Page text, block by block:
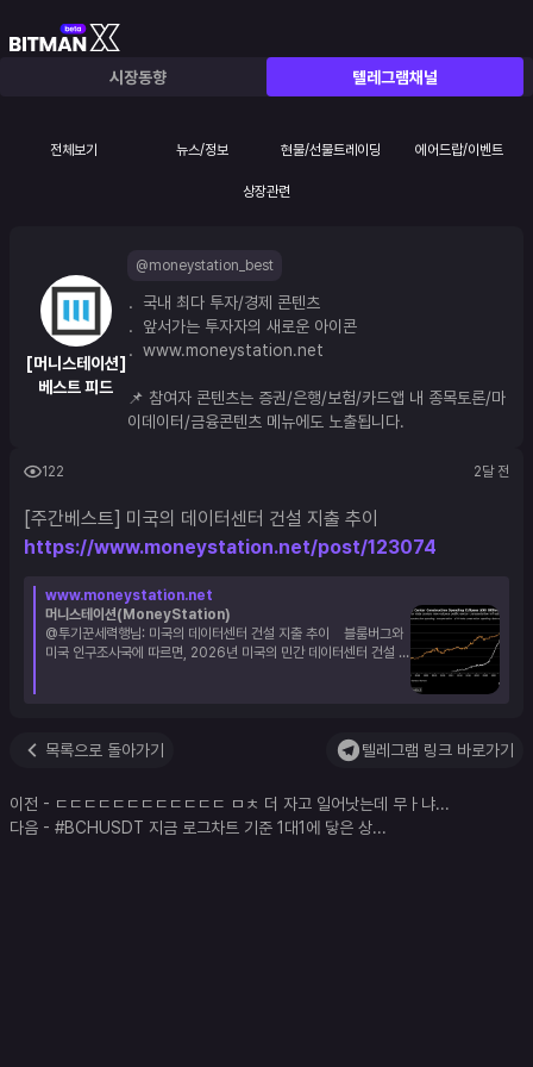
시장동향 텔레그램채널
전체보기 뉴스/정보 현물/선물트레이딩 에어드랍/이벤트
상장관련
122 2달 전
https://www.moneystation.net/post/123074
www.moneystation.net
머니스테이션(MoneyStation)
@투기꾼세력행님: 미국의 데이터센터 건설 지출 추이    블룸버그와
미국 인구조사국에 따르면, 2026년 미국의 민간 데이터센터 건설 지
현대일렉트릭 $LSELECTRIC $META $MSFT $NVDA $ORCL
$PWR $RISE글로벌데이터센터리츠(합성) $TIGER미국AI데이터센
#AI수혜주 #AI투자 #데이터센터 #데이터센터투자 #미국증시 #반
도체 #변압기 #엔비디아 #전력망 #전력설비 #전력수요 #전력인프
목록으로 돌아가기 텔레그램 링크 바로가기
이전 - ㄷㄷㄷㄷㄷㄷㄷㄷㄷㄷㄷㄷ ㅁㅊ 더 자고 일어낫는데 무ㅏ냐...
다음 - #BCHUSDT 지금 로그차트 기준 1대1에 닿은 상...
[머니스테이션]
베스트 피드
@moneystation_best
．국내 최다 투자/경제 콘텐츠
．앞서가는 투자자의 새로운 아이콘
．www.moneystation.net
📌 참여자 콘텐츠는 증권/은행/보험/카드앱 내 종목토론/마
이데이터/금융콘텐츠 메뉴에도 노출됩니다.